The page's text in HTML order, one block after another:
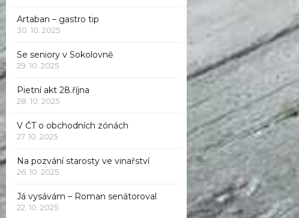
Artaban – gastro tip
30. 10. 2025
Se seniory v Sokolovně
29. 10. 2025
Pietní akt 28.října
28. 10. 2025
V ČT o obchodních zónách
27. 10. 2025
Na pozvání starosty ve vinařství
26. 10. 2025
Já vysávám – Roman senátoroval
22. 10. 2025